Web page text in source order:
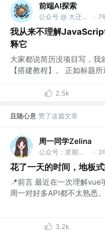
前端AI探索
公众号 @ 大迁世界 · 7
我从来不理解
释它
大家都说简历没项目写，我
【搭建教程】。 正如标题
2.5k
且随心意 赞了这篇文章
周一同学Zelina
公众号：星期一研究室 · 3
花了一天的时间，地板
📍前言 最近在一次理解vue
周一对好多API都不太熟悉
3.2k